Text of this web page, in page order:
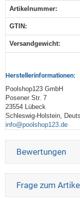
Artikelnummer:
GTIN:
Versandgewicht‍:
Herstellerinformationen:
Poolshop123 GmbH
Posener Str. 7
23554 Lübeck
Schleswig-Holstein,
info@poolshop123.de
Bewertungen
Frage zum Artikel